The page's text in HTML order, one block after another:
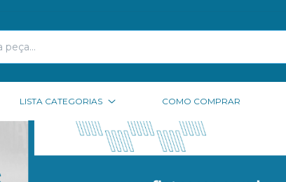
LISTA CATEGORIAS COMO COMPRAR